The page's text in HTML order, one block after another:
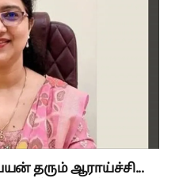
தரும் ஆராய்ச்சி...